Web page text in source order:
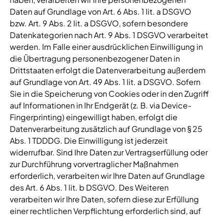
Daten auf Grundlage von Art. 6 Abs. 1 lit. a DSGVO
bzw. Art. 9 Abs. 2 lit. a DSGVO, sofern besondere
Datenkategorien nach Art. 9 Abs. 1 DSGVO verarbeitet
werden. Im Falle einer ausdrücklichen Einwilligung in
die Übertragung personenbezogener Daten in
Drittstaaten erfolgt die Datenverarbeitung außerdem
auf Grundlage von Art. 49 Abs. 1 lit. a DSGVO. Sofern
Sie in die Speicherung von Cookies oder in den Zugriff
auf Informationen in Ihr Endgerät (z. B. via Device-
Fingerprinting) eingewilligt haben, erfolgt die
Datenverarbeitung zusätzlich auf Grundlage von § 25
Abs. 1 TDDDG. Die Einwilligung ist jederzeit
widerrufbar. Sind Ihre Daten zur Vertragserfüllung oder
zur Durchführung vorvertraglicher Maßnahmen
erforderlich, verarbeiten wir Ihre Daten auf Grundlage
des Art. 6 Abs. 1 lit. b DSGVO. Des Weiteren
verarbeiten wir Ihre Daten, sofern diese zur Erfüllung
einer rechtlichen Verpflichtung erforderlich sind, auf